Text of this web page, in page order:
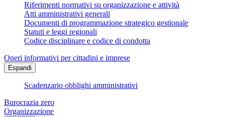
Riferimenti normativi su organizzazione e attività
Atti amministrativi generali
Documenti di programmazione strategico gestionale
Statuti e leggi regionali
Codice disciplinare e codice di condotta
Oneri informativi per cittadini e imprese
Espandi
Scadenzario obblighi amministrativi
Burocrazia zero
Organizzazione